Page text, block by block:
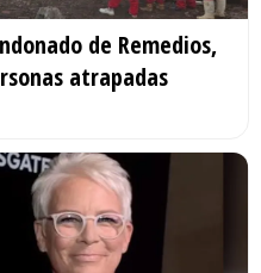
de Remedios,
atrapadas